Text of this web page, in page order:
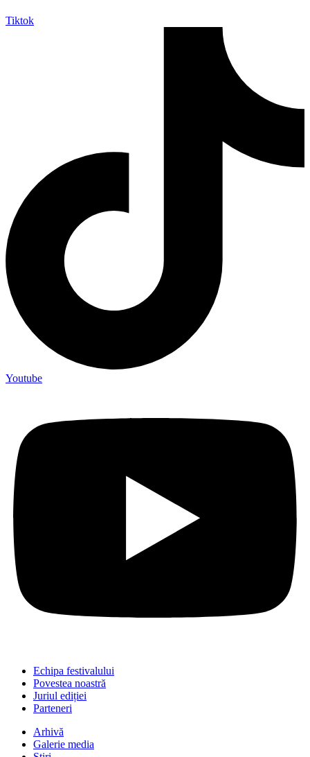
Tiktok
Youtube
Echipa festivalului
Povestea noastră
Juriul ediției
Parteneri
Arhivă
Galerie media